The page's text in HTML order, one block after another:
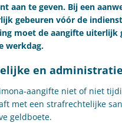
aan te geven. Bij een
gebeuren vóór de
moet de aangifte uiterlijk
werkdag.
en
aangifte niet of niet
met een strafrechtelijke
geldboete.